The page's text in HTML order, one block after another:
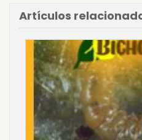
Artículos